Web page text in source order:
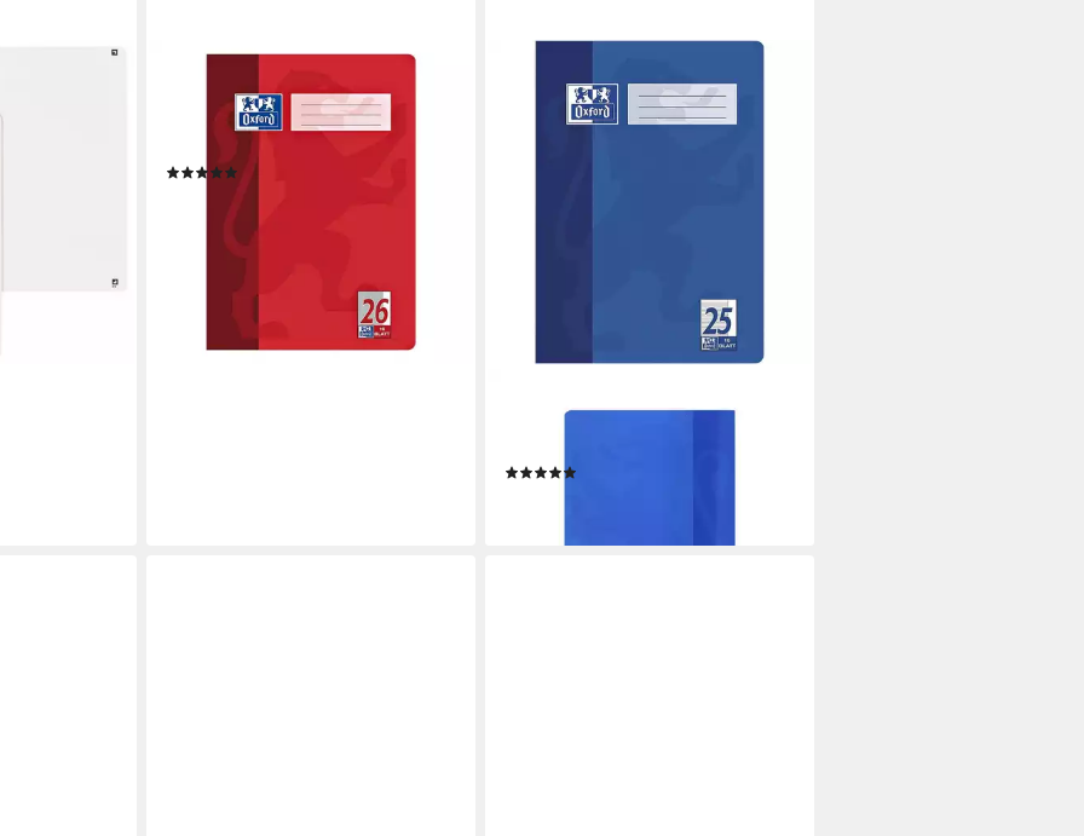
TOUCH
bei dir
Schulheft Schule, A4, kariert
(Lineatur 26), Außenrand, ungelocht,
(1)
lieferbar - in 8-10 Werktagen bei dir
Schulheft Schule, A4, liniert (Lineatur